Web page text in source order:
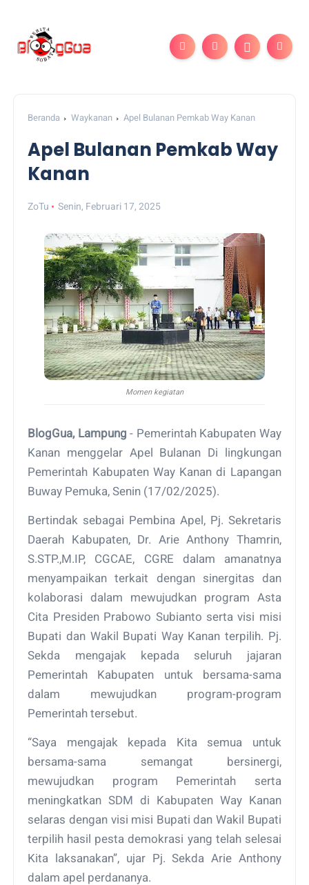
Beranda Waykanan Apel Bulanan Pemkab Way Kanan
Apel Bulanan Pemkab Way
Kanan
ZoTu Senin, Februari 17, 2025
Momen kegiatan
BlogGua, Lampung - Pemerintah Kabupaten Way
Kanan menggelar Apel Bulanan Di lingkungan
Pemerintah Kabupaten Way Kanan di Lapangan
Buway Pemuka, Senin (17/02/2025).
Bertindak sebagai Pembina Apel, Pj. Sekretaris
Daerah Kabupaten, Dr. Arie Anthony Thamrin,
S.STP.,M.IP, CGCAE, CGRE dalam amanatnya
menyampaikan terkait dengan sinergitas dan
kolaborasi dalam mewujudkan program Asta
Cita Presiden Prabowo Subianto serta visi misi
Bupati dan Wakil Bupati Way Kanan terpilih. Pj.
Sekda mengajak kepada seluruh jajaran
Pemerintah Kabupaten untuk bersama-sama
dalam mewujudkan program-program
Pemerintah tersebut.
“Saya mengajak kepada Kita semua untuk
bersama-sama semangat bersinergi,
mewujudkan program Pemerintah serta
meningkatkan SDM di Kabupaten Way Kanan
selaras dengan visi misi Bupati dan Wakil Bupati
terpilih hasil pesta demokrasi yang telah selesai
Kita laksanakan”, ujar Pj. Sekda Arie Anthony
dalam apel perdananya.